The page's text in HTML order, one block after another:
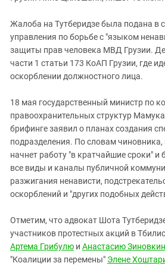
Жалоба на Тутберидзе была подана в
управления по борьбе с "языком
защиты прав человека МВД Грузии.
части 1 статьи 173 КоАП Грузии, где
оскорблении должностного лица.
18 мая государственный министр по
правоохранительных структур
брифинге заявил о планах создания
подразделения. По словам чиновника,
начнет работу "в кратчайшие сроки" и
все виды и каналы публичной
разжигания ненависти,
оскорблений и "других подобных
Отметим, что адвокат Шота
участников протестных акций в
Артема Грибулю и Анастасию
"Коалиции за перемены" Элене